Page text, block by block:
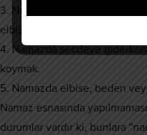
3. Namazdan önce veya
elbiselerinin kollarını
4. Namazda secdeye
koymak.
5. Namazda elbise, beden
Namaz esnasında
durumlar vardır ki, bunlara